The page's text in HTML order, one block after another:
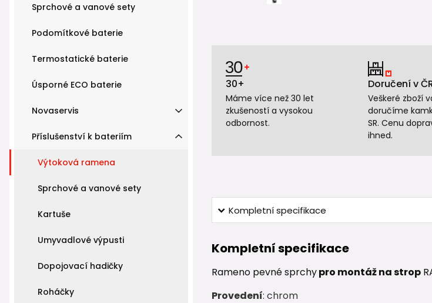
Sprchové a vanové sety
Podomítkové baterie
Termostatické baterie
Úsporné ECO baterie
Novaservis
Příslušenství k bateriím
Výtoková ramena
Sprchové a vanové sety
Kartuše
Umyvadlové výpusti
Dopojovací hadičky
Roháčky
30+
Máme více než 30 let
zkušeností a vysokou
odbornost.
Doručení v
Veškeré zboží
doručíme
SR. Cenu
ihned.
Kompletní specifikace
Kompletní specifikace
Rameno pevné sprchypro montáž na strop
Provedení: chrom